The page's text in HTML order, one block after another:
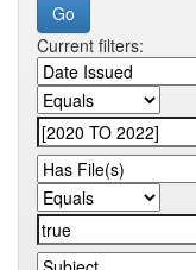
Current filters: